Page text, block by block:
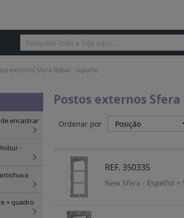
Pesquisa
externos Sfera Robur - suporte
Postos externos
Ordenar por
REF. 350335
New Sfera - Espelho
encastrar
-
+ quadro